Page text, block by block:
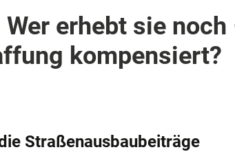
erhebt sie noch
kompensiert?
Straßenausbaubeiträge